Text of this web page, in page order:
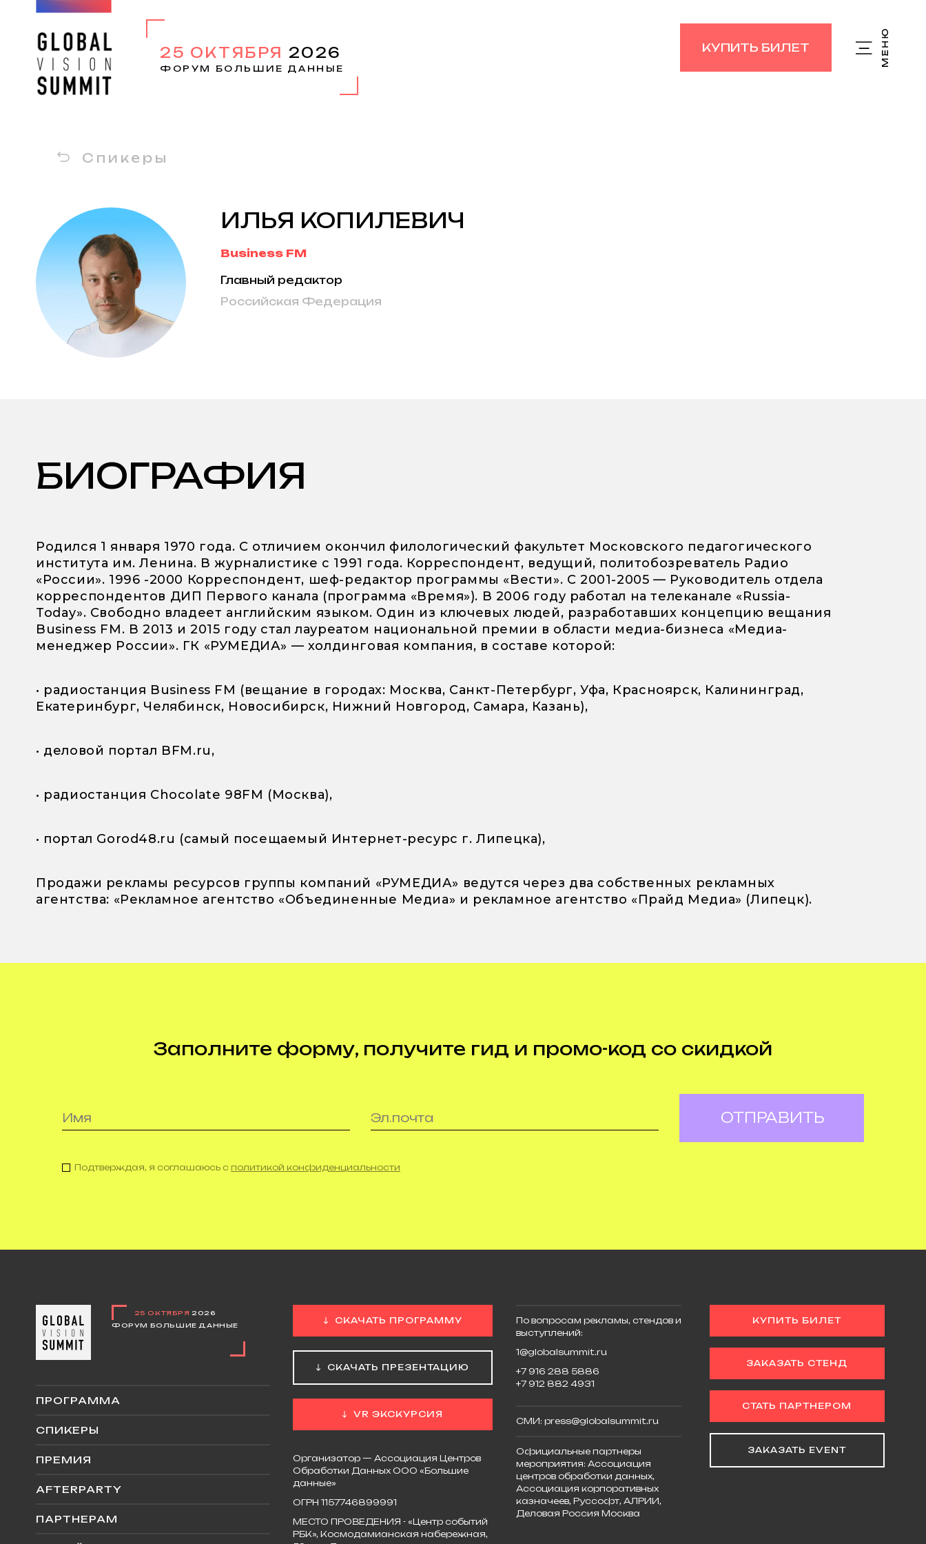
25 ОКТЯБРЯ 2026
ФОРУМ БОЛЬШИЕ ДАННЫЕ
КУПИТЬ БИЛЕТ
Спикеры
ИЛЬЯ КОПИЛЕВИЧ
Business FM
Главный редактор
Российская Федерация
БИОГРАФИЯ
Родился 1 января 1970 года. С отличием окончил филологический факультет Московского педагогического
института им. Ленина. В журналистике с 1991 года. Корреспондент, ведущий, политобозреватель Радио
«России». 1996 -2000 Корреспондент, шеф-редактор программы «Вести». С 2001-2005 — Руководитель отдела
корреспондентов ДИП Первого канала (программа «Время»). В 2006 году работал на телеканале «Russia-
Today». Свободно владеет английским языком. Один из ключевых людей, разработавших концепцию вещания
Business FM. В 2013 и 2015 году стал лауреатом национальной премии в области медиа-бизнеса «Медиа-
менеджер России». ГК «РУМЕДИА» — холдинговая компания, в составе которой:
• радиостанция Business FM (вещание в городах: Москва, Санкт-Петербург, Уфа, Красноярск, Калининград,
Екатеринбург, Челябинск, Новосибирск, Нижний Новгород, Самара, Казань),
• деловой портал BFM.ru,
• радиостанция Chocolate 98FM (Москва),
• портал Gorod48.ru (самый посещаемый Интернет-ресурс г. Липецка),
Продажи рекламы ресурсов группы компаний «РУМЕДИА» ведутся через два собственных рекламных
агентства: «Рекламное агентство «Объединенные Медиа» и рекламное агентство «Прайд Медиа» (Липецк).
Заполните форму, получите гид и промо-код со скидкой
ОТПРАВИТЬ
Подтверждая, я соглашаюсь с политикой конфиденциальности
25 ОКТЯБРЯ 2026
ФОРУМ БОЛЬШИЕ ДАННЫЕ
ПРОГРАММА
СПИКЕРЫ
ПРЕМИЯ
AFTERPARTY
ПАРТНЕРАМ
СКАЧАТЬ ПРОГРАММУ
СКАЧАТЬ ПРЕЗЕНТАЦИЮ
VR ЭКСКУРСИЯ
Организатор — Ассоциация Центров
Обработки Данных ООО «Большие
данные»
ОГРН 1157746899991
МЕСТО ПРОВЕДЕНИЯ - «Центр событий
РБК», Космодамианская набережная,
По вопросам рекламы, стендов и
выступлений:
1@globalsummit.ru
+7 916 288 5886
+7 912 882 4931
СМИ: press@globalsummit.ru
Официальные партнеры
мероприятия: Ассоциация
центров обработки данных,
Ассоциация корпоративных
казначеев, Руссофт, АЛРИИ,
Деловая Россия Москва
КУПИТЬ БИЛЕТ
ЗАКАЗАТЬ СТЕНД
СТАТЬ ПАРТНЕРОМ
ЗАКАЗАТЬ EVENT